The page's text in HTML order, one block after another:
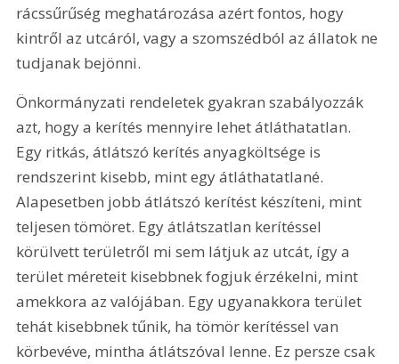
rácssűrűség meghatározása azért fontos, hogy
kintről az utcáról, vagy a szomszédból az állatok ne
tudjanak bejönni.
Önkormányzati rendeletek gyakran szabályozzák
azt, hogy a kerítés mennyire lehet átláthatatlan.
Egy ritkás, átlátszó kerítés anyagköltsége is
rendszerint kisebb, mint egy átláthatatlané.
Alapesetben jobb átlátszó kerítést készíteni, mint
teljesen tömöret. Egy átlátszatlan kerítéssel
körülvett területről mi sem látjuk az utcát, így a
terület méreteit kisebbnek fogjuk érzékelni, mint
amekkora az valójában. Egy ugyanakkora terület
tehát kisebbnek tűnik, ha tömör kerítéssel van
körbevéve, mintha átlátszóval lenne. Ez persze csak